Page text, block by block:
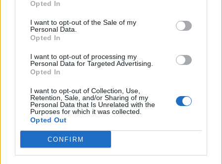
Opted In
I want to opt-out of the Sale of my
Personal Data.
Opted In
I want to opt-out of processing my
Personal Data for Targeted Advertising.
Opted In
I want to opt-out of Collection, Use,
Retention, Sale, and/or Sharing of my
Personal Data that Is Unrelated with the
Purposes for which it was collected.
Opted Out
CONFIRM